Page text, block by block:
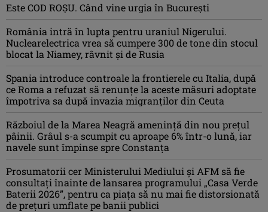
Este COD ROŞU. Când vine urgia în Bucureşti
România intră în lupta pentru uraniul Nigerului.
Nuclearelectrica vrea să cumpere 300 de tone din stocul
blocat la Niamey, râvnit și de Rusia
Spania introduce controale la frontierele cu Italia, după
ce Roma a refuzat să renunțe la aceste măsuri adoptate
împotriva sa după invazia migranților din Ceuta
Războiul de la Marea Neagră amenință din nou prețul
pâinii. Grâul s-a scumpit cu aproape 6% într-o lună, iar
navele sunt împinse spre Constanța
Prosumatorii cer Ministerului Mediului și AFM să fie
consultați înainte de lansarea programului „Casa Verde
Baterii 2026”, pentru ca piața să nu mai fie distorsionată
de prețuri umflate pe banii publici